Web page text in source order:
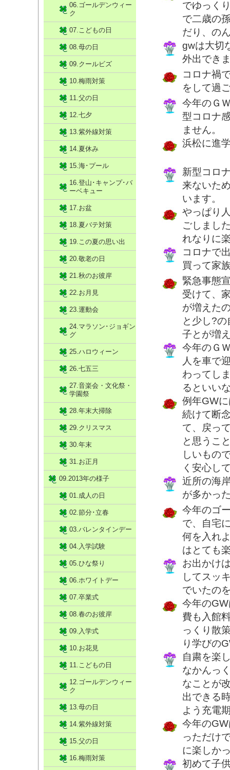
でゆっく
で二歳の
だり、の
gwは大切
外出でき
コロナ禍
をして過
今年のＧ
型コロナ
ません。
浜松に進
新型コロ
来ないた
います。
やっぱり
ごしまし
れなりに
コロナで
買って家
緊急事態
受けて、
が増えた
と少し?
子とが増
今年のＧ
人を車で
わってし
るといい
例年GW
続けて断
て、戻っ
と思うこ
しいもの
く安心し
近所の海
が多かっ
今年のゴ
で、自宅
何を入れ
はとても
お出かけ
してスッ
でいたの
今年の
費も入館
っくり散
り学びの
自粛を楽
なかんっ
なことが
出できる
よう充電
今年の
っただけ
に楽しか
初めて子
06.ゴールデンウィー
ク
07.こどもの日
08.母の日
09.クールビズ
10.梅雨対策
11.父の日
12.七夕
13.紫外線対策
14.夏休み
15.海･プール
16.登山･キャンプ･バ
ーベキュー
17.お盆
18.夏バテ対策
19.この夏の思い出
20.敬老の日
21.秋のお彼岸
22.お月見
23.運動会
24.マラソン･ジョギン
グ
25.ハロウィーン
26.七五三
27.音楽会・文化祭・
学園祭
28.年末大掃除
29.クリスマス
30.年末
31.お正月
09.2013年の様子
01.成人の日
02.節分･立春
03.バレンタインデー
04.入学試験
05.ひな祭り
06.ホワイトデー
07.卒業式
08.春のお彼岸
09.入学式
10.お花見
11.こどもの日
12.ゴールデンウィー
ク
13.母の日
14.紫外線対策
15.父の日
16.梅雨対策